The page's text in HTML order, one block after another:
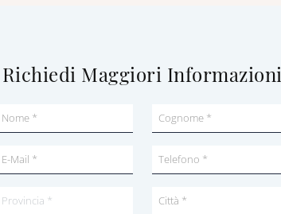
Richiedi Maggiori Informazioni